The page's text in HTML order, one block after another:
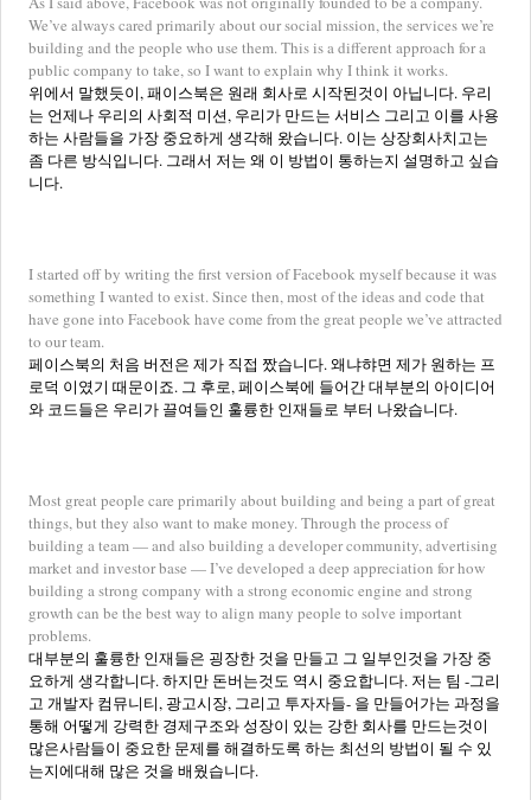
We’ve always cared primarily about our social mission, the services we’re
building and the people who use them. This is a different approach for a
public company to take, so I want to explain why I think it works.
위에서 말했듯이, 패이스북은 원래 회사로 시작된것이 아닙니다. 우리
는 언제나 우리의 사회적 미션, 우리가 만드는 서비스 그리고 이를 사용
하는 사람들을 가장 중요하게 생각해 왔습니다. 이는 상장회사치고는
좀 다른 방식입니다. 그래서 저는 왜 이 방법이 통하는지 설명하고 싶습
니다.
I started off by writing the first version of Facebook myself because it was
something I wanted to exist. Since then, most of the ideas and code that
have gone into Facebook have come from the great people we’ve attracted
to our team.
페이스북의 처음 버전은 제가 직접 짰습니다. 왜냐햐면 제가 원하는 프
로덕 이였기 때문이죠. 그 후로, 페이스북에 들어간 대부분의 아이디어
와 코드들은 우리가 끌여들인 훌륭한 인재들로 부터 나왔습니다.
Most great people care primarily about building and being a part of great
things, but they also want to make money. Through the process of
building a team — and also building a developer community, advertising
market and investor base — I’ve developed a deep appreciation for how
building a strong company with a strong economic engine and strong
growth can be the best way to align many people to solve important
problems.
대부분의 훌륭한 인재들은 굉장한 것을 만들고 그 일부인것을 가장 중
요하게 생각합니다. 하지만 돈버는것도 역시 중요합니다. 저는 팀 -그리
고 개발자 컴뮤니티, 광고시장, 그리고 투자자들- 을 만들어가는 과정을
통해 어떻게 강력한 경제구조와 성장이 있는 강한 회사를 만드는것이
많은사람들이 중요한 문제를 해결하도록 하는 최선의 방법이 될 수 있
는지에대해 많은 것을 배웠습니다.